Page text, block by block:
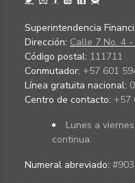
Superintendencia
Dirección: Calle 7 No. 4 -
Código postal: 111711
Conmutador: +57 601
Línea gratuita nacional:
Centro de contacto: +57
Lunes a
continua.
Numeral abreviado: